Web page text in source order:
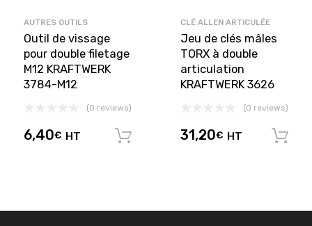
AUTRES OUTILS
Outil de vissage
pour double filetage
M12 KRAFTWERK
3784-M12
(0 reviews)
6,40€ HT Ajouter au panier
CLÉ ALLEN ARTICULÉE
Jeu de clés mâles
TORX à double
articulation
KRAFTWERK 3626
(0 reviews)
31,20€ HT